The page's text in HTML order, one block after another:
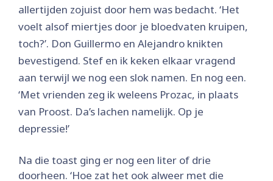
allertijden zojuist door hem was bedacht. ‘Het
voelt alsof miertjes door je bloedvaten kruipen,
toch?’. Don Guillermo en Alejandro knikten
bevestigend. Stef en ik keken elkaar vragend
aan terwijl we nog een slok namen. En nog een.
‘Met vrienden zeg ik weleens Prozac, in plaats
van Proost. Da’s lachen namelijk. Op je
depressie!’
Na die toast ging er nog een liter of drie
doorheen. ‘Hoe zat het ook alweer met die